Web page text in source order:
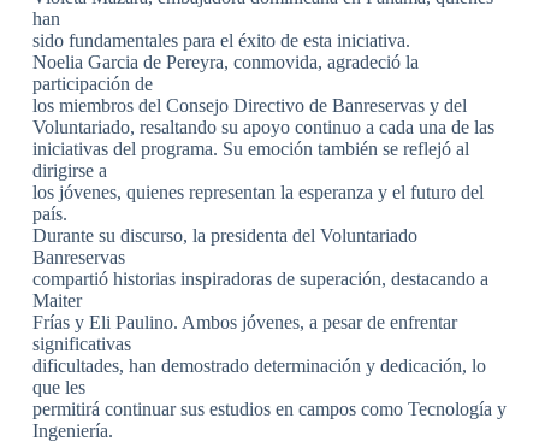
han
sido fundamentales para el éxito de esta iniciativa.
Noelia Garcia de Pereyra, conmovida, agradeció la
participación de
los miembros del Consejo Directivo de Banreservas y del
Voluntariado, resaltando su apoyo continuo a cada una de las
iniciativas del programa. Su emoción también se reflejó al
dirigirse a
los jóvenes, quienes representan la esperanza y el futuro del
país.
Durante su discurso, la presidenta del Voluntariado
Banreservas
compartió historias inspiradoras de superación, destacando a
Maiter
Frías y Eli Paulino. Ambos jóvenes, a pesar de enfrentar
significativas
dificultades, han demostrado determinación y dedicación, lo
que les
permitirá continuar sus estudios en campos como Tecnología y
Ingeniería.